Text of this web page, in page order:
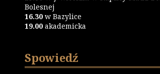
Bolesnej
16.30w Bazylice
19.00akademicka
Spowiedź